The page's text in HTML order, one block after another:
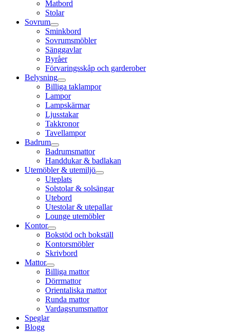
Matbord
Stolar
Sovrum
Sminkbord
Sovrumsmöbler
Sänggavlar
Byråer
Förvaringsskåp och garderober
Belysning
Billiga taklampor
Lampor
Lampskärmar
Ljusstakar
Takkronor
Tavellampor
Badrum
Badrumsmattor
Handdukar & badlakan
Utemöbler & utemiljö
Uteplats
Solstolar & solsängar
Utebord
Utestolar & utepallar
Lounge utemöbler
Kontor
Bokstöd och bokställ
Kontorsmöbler
Skrivbord
Mattor
Billiga mattor
Dörrmattor
Orientaliska mattor
Runda mattor
Vardagsrumsmattor
Speglar
Blogg